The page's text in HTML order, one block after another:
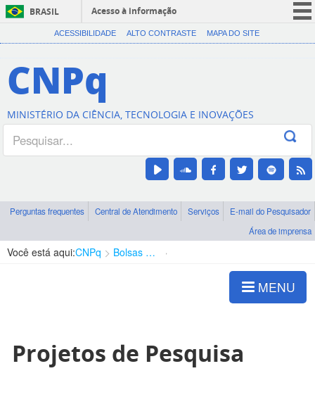
BRASIL
Acesso à informação
CORONAVÍRUS (COVID-19)
Canais
ACESSIBILIDADE ALTO CONTRASTE MAPA DO SITE
CNPq
MINISTÉRIO DA CIÊNCIA, TECNOLOGIA E INOVAÇÕES
Perguntas frequentes Central de Atendimento Serviços
E-mail do Pesquisador
Área de imprensa
Você está aqui:CNPq Bolsas e Auxílios Vigentes
MENU
Projetos de Pesquisa